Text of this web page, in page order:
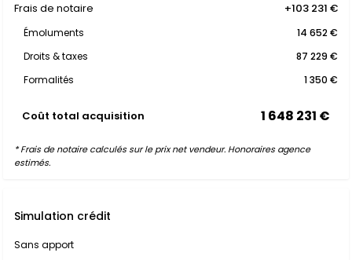
Frais de notaire +103 231 €
Émoluments
14 652 €
Droits & taxes
87 229 €
Formalités
1 350 €
Coût total acquisition 1 648 231 €
* Frais de notaire calculés sur le prix net vendeur. Honoraires agence
estimés.
Simulation crédit
Sans apport